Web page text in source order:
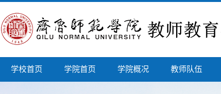
学校首页 学院首页 学院概况 教师队伍